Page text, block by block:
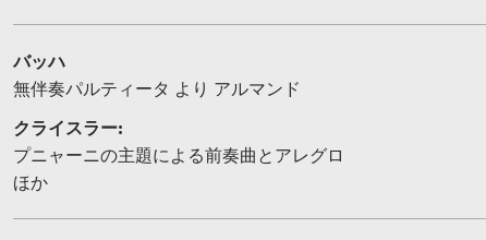
バッハ
無伴奏パルティータ より アルマンド
クライスラー:
プニャーニの主題による前奏曲とアレグロ
ほか